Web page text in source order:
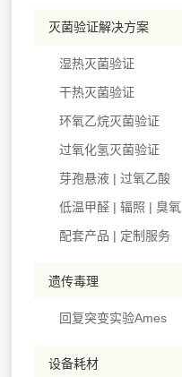
灭菌验证解决方案
湿热灭菌验证
干热灭菌验证
环氧乙烷灭菌验证
过氧化氢灭菌验证
芽孢悬液 | 过氧乙酸
低温甲醛 | 辐照 | 臭氧
配套产品 | 定制服务
遗传毒理
回复突变实验Ames
设备耗材